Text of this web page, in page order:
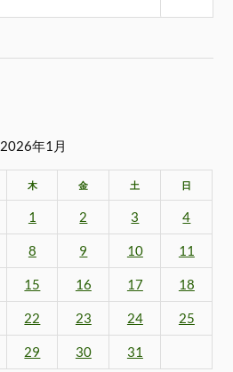
2026年1月
木 金 土 日
1 2 3 4
8 9 10 11
15 16 17 18
22 23 24 25
29 30 31